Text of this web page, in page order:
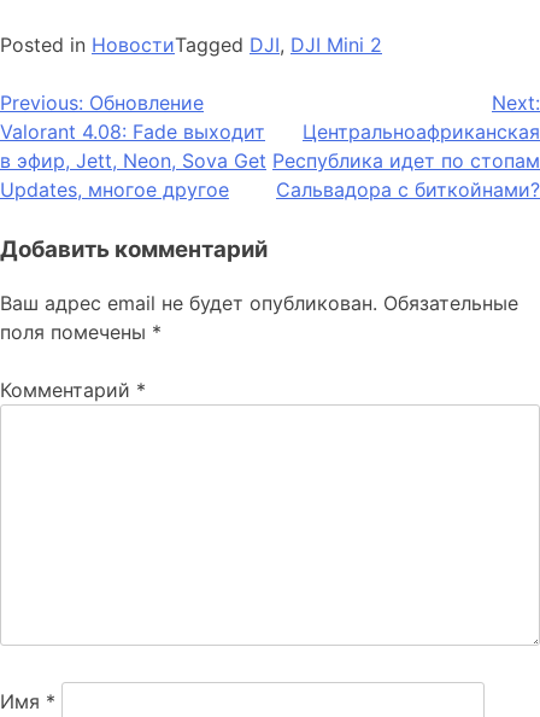
Posted in НовостиTagged DJI, DJI Mini 2
Навигация
по
записям
Previous: Обновление
Valorant 4.08: Fade выходит
в эфир, Jett, Neon, Sova Get
Updates, многое другое
Next:
Центральноафриканская
Республика идет по стопам
Сальвадора с биткойнами?
Добавить комментарий
Ваш адрес email не будет опубликован. Обязательные
поля помечены *
Комментарий *
Имя *